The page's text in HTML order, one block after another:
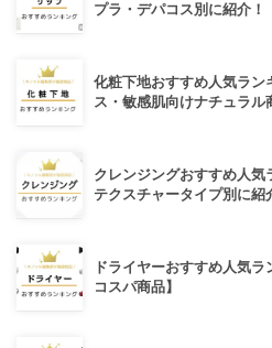
プラ・デパコス別に紹介！
化粧下地おすすめ人気ラン
ス・敏感肌向けナチュラル
クレンジングおすすめ人
テクスチャータイプ別に紹
ドライヤーおすすめ人気
コスパ商品】